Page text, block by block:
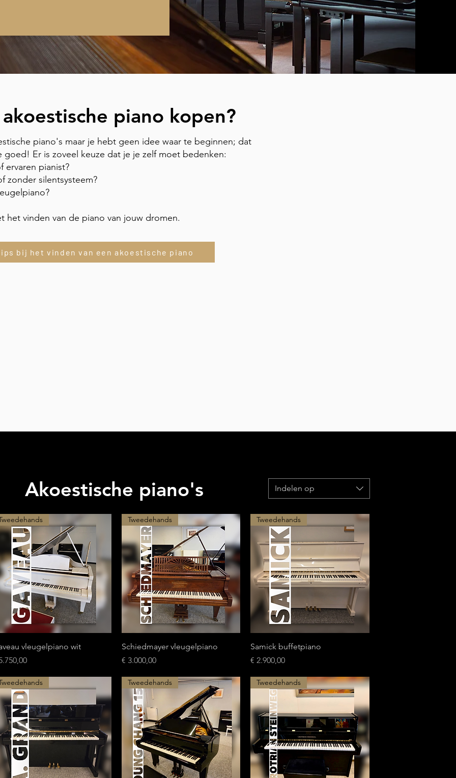
piano kopen?
piano's maar je hebt geen idee waar te beginnen; dat
goed! Er is zoveel keuze dat je je zelf moet bedenken:
ervaren pianist?
zonder silentsysteem?
het vinden van de piano van jouw dromen.
bij het vinden van een akoestische piano
Akoestische piano's Indelen op
Snel overzicht
vleugelpiano wit
Snel overzicht
Tweedehands
Schiedmayer vleugelpiano
Prijs
€ 3.000,00
Snel overzicht
Tweedehands
Samick buffetpiano
Prijs
€ 2.900,00
Tweedehands Tweedehands